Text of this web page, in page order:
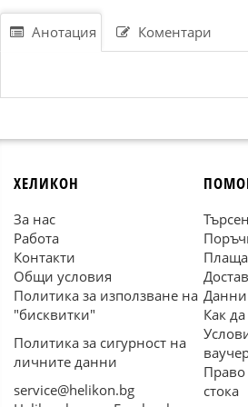
Анотация Коментари
ХЕЛИКОН
За нас
Работа
Контакти
Общи условия
Политика за използване на
"бисквитки"
Политика за сигурност на
личните данни
service@helikon.bg
Данни
Как
Право
стока